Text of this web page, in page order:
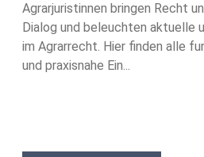
Agrarjuristinnen bringen Recht
Dialog und beleuchten aktuelle
im Agrarrecht. Hier finden alle
und praxisnahe Ein...